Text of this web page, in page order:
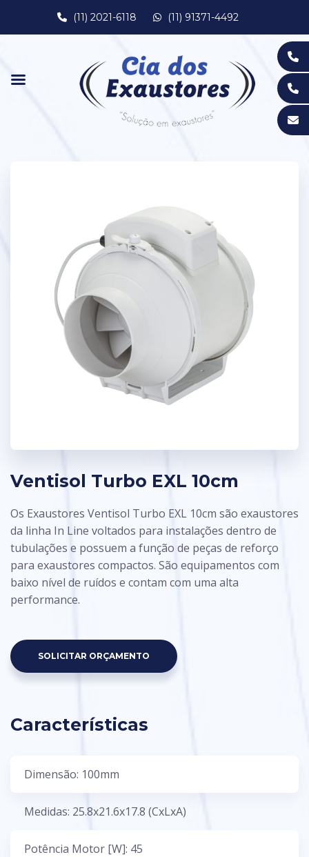
(11) 2021-6118 (11) 91371-4492
Ventisol Turbo EXL 10cm
Os Exaustores Ventisol Turbo EXL 10cm são exaustores
da linha In Line voltados para instalações dentro de
tubulações e possuem a função de peças de reforço
para exaustores compactos. São equipamentos com
baixo nível de ruídos e contam com uma alta
performance.
SOLICITAR ORÇAMENTO
Características
Dimensão: 100mm
Medidas: 25.8x21.6x17.8 (CxLxA)
Potência Motor [W]: 45